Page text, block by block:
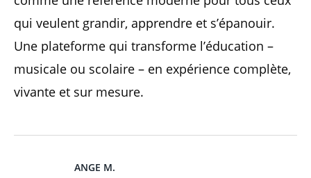
qui veulent grandir, apprendre et s’épanouir.
Une plateforme qui transforme l’éducation –
musicale ou scolaire – en expérience complète,
vivante et sur mesure.
ANGE M.